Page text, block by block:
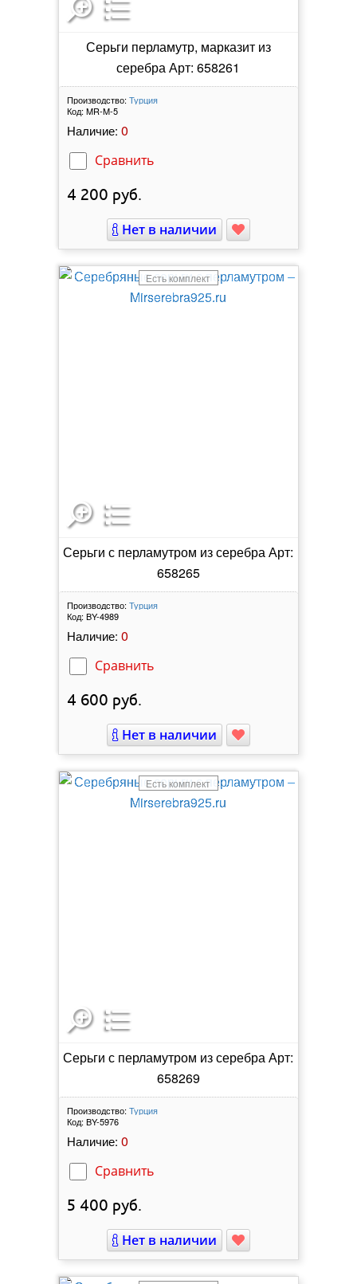
Серьги перламутр, марказит из
серебра Арт: 658261
Производство: Турция
Код: MR-M-5
Наличие: 0
Сравнить
4 200 руб.
Нет в наличии
Есть комплект
Серьги с перламутром из серебра Арт:
658265
Производство: Турция
Код: BY-4989
Наличие: 0
Сравнить
4 600 руб.
Нет в наличии
Есть комплект
Серьги с перламутром из серебра Арт:
658269
Производство: Турция
Код: BY-5976
Наличие: 0
Сравнить
5 400 руб.
Нет в наличии